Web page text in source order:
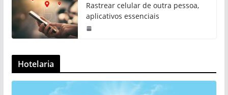
Rastrear celular de outra pessoa,
aplicativos essenciais
Hotelaria